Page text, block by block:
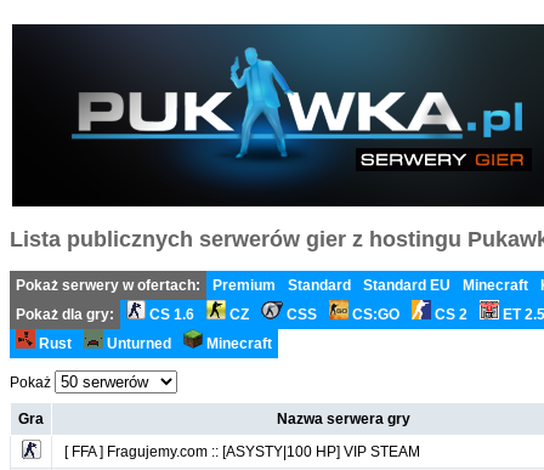
Lista publicznych serwerów gier z hostingu
Pokaż serwery w ofertach: Premium Standard Standard EU Minecraft
Pokaż dla gry:
CS 1.6 CZ CSS CS:GO CS 2
ET
Rust
Unturned Minecraft
Pokaż
Gra
Nazwa serwera gry
[ FFA ] Fragujemy.com :: [ASYSTY|100 HP] VIP STEAM